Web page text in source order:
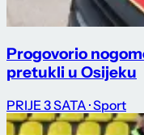
Progovorio
pretukli u Osijeku
PRIJE 3 SATA · Sport